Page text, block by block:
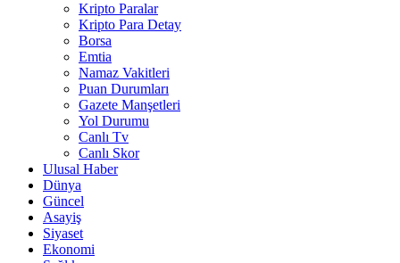
Kripto Paralar
Kripto Para Detay
Borsa
Emtia
Namaz Vakitleri
Puan Durumları
Gazete Manşetleri
Yol Durumu
Canlı Tv
Canlı Skor
Ulusal Haber
Dünya
Güncel
Asayiş
Siyaset
Ekonomi